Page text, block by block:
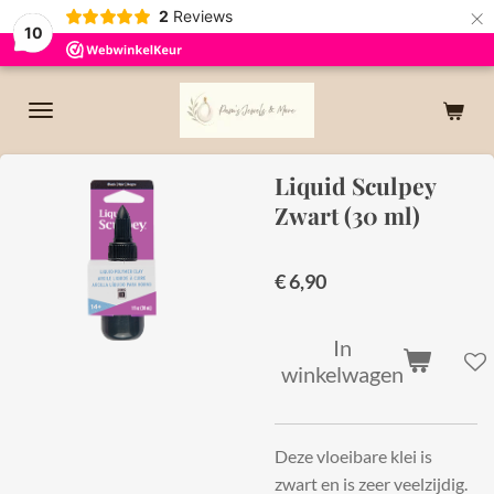
10
2 Reviews ×
Liquid Sculpey
Zwart (30 ml)
€ 6,90
In
winkelwagen
Deze vloeibare klei is
zwart en is zeer veelzijdig.